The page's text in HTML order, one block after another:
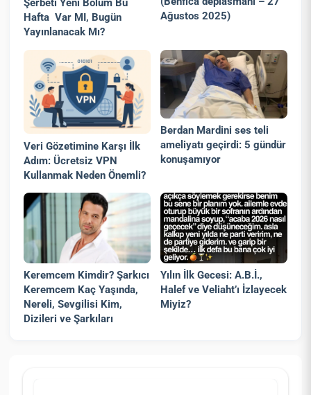
Şerbeti Yeni Bölüm Bu
Hafta Var MI, Bugün
Yayınlanacak Mı?
Ağustos 2025)
Veri Gözetimine Karşı İlk
Adım: Ücretsiz VPN
Kullanmak Neden Önemli?
Berdan Mardini ses teli
ameliyatı geçirdi: 5 gündür
konuşamıyor
Keremcem Kimdir? Şarkıcı
Keremcem Kaç Yaşında,
Nereli, Sevgilisi Kim,
Dizileri ve Şarkıları
Yılın İlk Gecesi: A.B.İ.,
Halef ve Veliaht’ı İzlayecek
Miyiz?